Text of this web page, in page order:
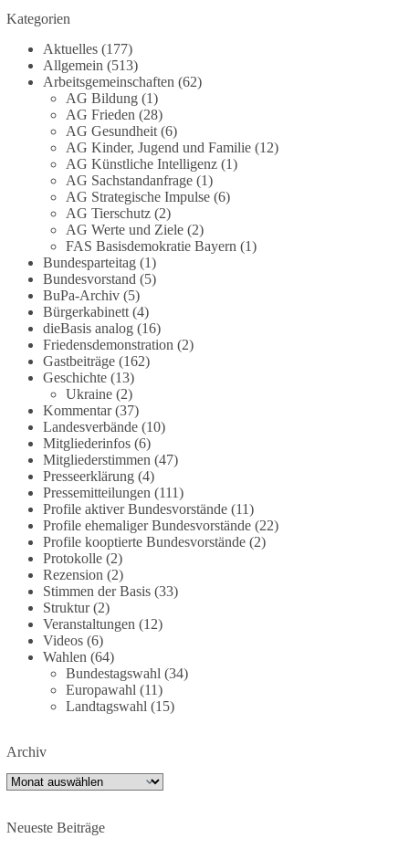
Im Politischen Frühschoppen diskutieren die
Teilnehmer das Verhältnis von Mensch, Natur und
Grundgesetz.
Beitrag der AG Strategische Impulse
Kann die Natur Träger eigener Grundrechte sein?
Oder würde eine solche Entwicklung das
Fundament unseres Grundgesetzes sprengen? Mit
dieser grundsätzlichen Frage beschäftigte sich die
Teilnehmer des Politischen Frühschoppens der
AG Strategische Impulse am 19. Juli 2026.
Referent Frank Bothmann stellte die These auf,
dass die derzeit in Teilen der Umweltbewegung
diskutierten „Grundrechte der Natur“ weit über
klassischen Naturschutz hinausreichen und
grundlegende Fragen zum Menschenbild, zum
Rechtsstaat und zur Demokratie aufwerfen. [...]
👉 Hier weiterlesen:https://diebasis-
partei.de/2026/07/grundrechte-der-natur-ein-
angriff-auf-das-grundgesetz/
🟩🟩🟦🟦🟥🟥🟧🟧
Es ging weniger um fertige Antworten als um eine
Debatte darüber, wie Freiheit, Verantwortung,
Naturschutz und Grundrechte in einer
demokratischen Gesellschaft künftig miteinander
in Einklang gebracht werden können.
#dieBasis #natur #grundrechte
#demokratie
1 Tag zuvor
Jetzt dieBasis Sachsen-Anhalt unterstützen!
Kategorien
Aktuelles(177)
Allgemein (513)
Arbeitsgemeinschaften (62)
AG Bildung(1)
AG Frieden (28)
AG Gesundheit(6)
AG Kinder, Jugend und Familie(12)
AG Künstliche Intelligenz(1)
AG Sachstandanfrage(1)
AG Strategische Impulse(6)
AG Tierschutz(2)
AG Werte und Ziele(2)
FAS Basisdemokratie Bayern (1)
Bundesparteitag(1)
Bundesvorstand (5)
BuPa-Archiv(5)
Bürgerkabinett(4)
dieBasis analog(16)
Friedensdemonstration (2)
Gastbeiträge(162)
Geschichte(13)
Ukraine(2)
Kommentar(37)
Landesverbände(10)
Mitgliederinfos(6)
Mitgliederstimmen (47)
Presseerklärung(4)
Pressemitteilungen (111)
Profile aktiver Bundesvorstände(11)
Profile ehemaliger Bundesvorstände(22)
Profile kooptierte Bundesvorstände(2)
Protokolle(2)
Rezension (2)
Stimmen der Basis(33)
Struktur(2)
Veranstaltungen (12)
Videos(6)
Wahlen (64)
Bundestagswahl (34)
Europawahl (11)
Landtagswahl (15)
Archiv
Archiv
Neueste Beiträge